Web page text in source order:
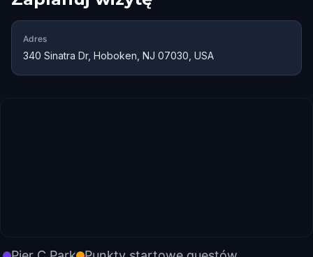
Adres
340 Sinatra Dr, Hoboken, NJ 07030, USA